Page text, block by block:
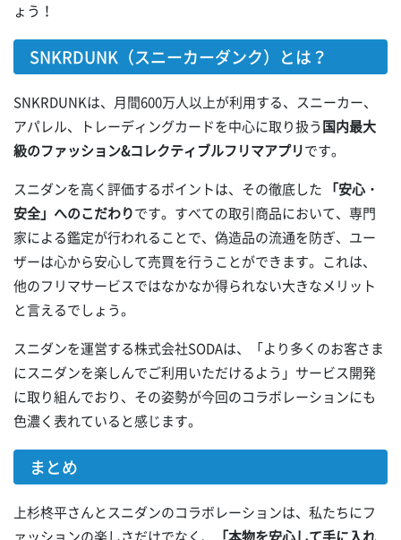
ょう！
SNKRDUNK（スニーカーダンク）とは？
SNKRDUNKは、月間600万人以上が利用する、スニーカー、
アパレル、トレーディングカードを中心に取り扱う国内最大
級のファッション&コレクティブルフリマアプリです。
スニダンを高く評価するポイントは、その徹底した 「安心・
安全」へのこだわりです。すべての取引商品において、専門
家による鑑定が行われることで、偽造品の流通を防ぎ、ユー
ザーは心から安心して売買を行うことができます。これは、
他のフリマサービスではなかなか得られない大きなメリット
と言えるでしょう。
スニダンを運営する株式会社SODAは、「より多くのお客さま
にスニダンを楽しんでご利用いただけるよう」サービス開発
に取り組んでおり、その姿勢が今回のコラボレーションにも
色濃く表れていると感じます。
まとめ
上杉柊平さんとスニダンのコラボレーションは、私たちにフ